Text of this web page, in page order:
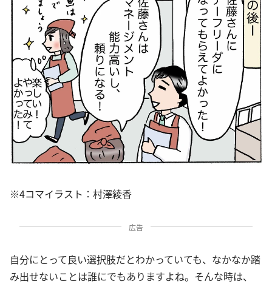
※4コマイラスト：村澤綾香
広告
自分にとって良い選択肢だとわかっていても、なかなか踏
み出せないことは誰にでもありますよね。そんな時は、